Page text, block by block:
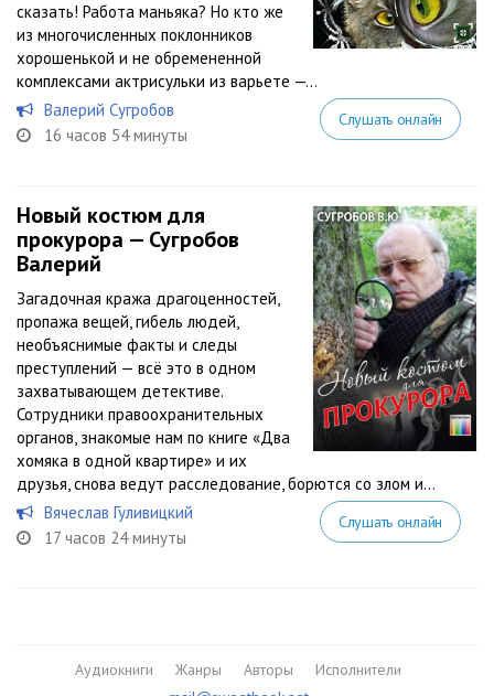
сказать! Работа маньяка? Но кто же
из многочисленных поклонников
хорошенькой и не обремененной
комплексами актрисульки из варьете —...
Валерий Сугробов
16 часов 54 минуты
Слушать онлайн
Новый костюм для
прокурора — Сугробов
Валерий
Загадочная кража драгоценностей,
пропажа вещей, гибель людей,
необъяснимые факты и следы
преступлений — всё это в одном
захватывающем детективе.
Сотрудники правоохранительных
органов, знакомые нам по книге «Два
хомяка в одной квартире» и их
друзья, снова ведут расследование, борются со злом и...
Вячеслав Гуливицкий
17 часов 24 минуты
Слушать онлайн
Аудиокниги Жанры Авторы
Исполнители